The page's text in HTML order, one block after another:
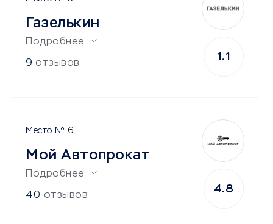
Газелькин
Подробнее
9 отзывов
1.1
6
Мой Автопрокат
Подробнее
40 отзывов
4.8